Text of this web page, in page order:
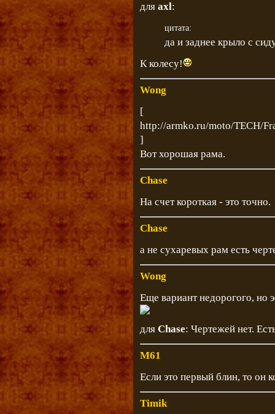
для axl:
цитата:
да и заднее крыло с
К колесу!
Wong
[
http://armko.ru/moto/TECH/
]
Вот хорошая рама.
Chase
На счет короткая - это точно.
Chase
а не сухаревых рам есть
Wong
Еще вариант недорогого, но
для Chase: Чертежей нет.
M61
Если это первый блин, то он
Timik